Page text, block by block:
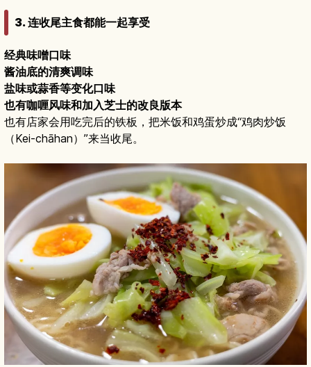
3. 连收尾主食都能一起享受
经典味噌口味
酱油底的清爽调味
盐味或蒜香等变化口味
也有咖喱风味和加入芝士的改良版本
也有店家会用吃完后的铁板，把米饭和鸡蛋炒成“鸡肉炒饭
（Kei-chāhan）”来当收尾。